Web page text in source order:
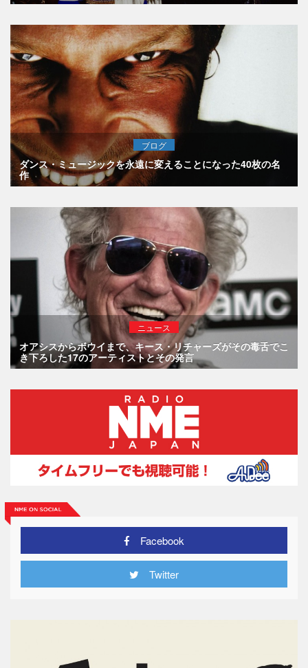
ブログ
ダンス・ミュージックを永遠に変えることになった40枚の名
作
ニュース
オアシスからボウイまで、キース・リチャーズがその毒舌でこ
き下ろした17のアーティストとその発言
Facebook
Twitter